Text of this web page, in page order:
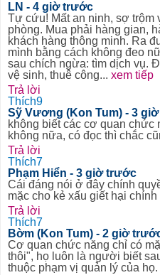
LN - 4 giờ trước
Tự cứu! Mất an ninh, sợ trộm
phòng. Mua phải hàng gian,
khách hàng thông minh. Ra
mình bằng cách không đeo
sau chích ngừa: tìm dịch vụ.
vệ sinh, thuê công... xem tiếp
Trả lời
Thích9
Sỹ Vương (Kon Tum) - 3
không biết các cơ quan
không nữa, có đọc thì chắc
Trả lời
Thích7
Phạm Hiển - 3 giờ trước
Cái đáng nói ở đây chính
mặc cho kẻ xấu giết hại
Trả lời
Thích7
Bờm (Kon Tum) - 2 giờ
Cơ quan chức năng chỉ có
thôi", họ luôn là người biết
thuộc phạm vị quản lý của họ.